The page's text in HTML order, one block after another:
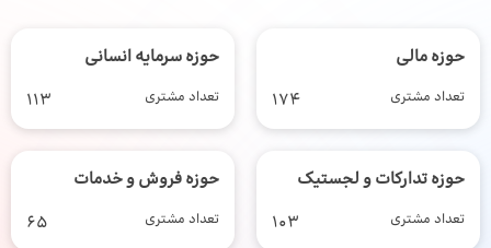
حوزه مالی
تعداد مشتری 174
حوزه سرمایه انسانی
تعداد مشتری 113
حوزه تدارکات و لجستیک
تعداد مشتری 103
حوزه فروش و خدمات
تعداد مشتری 65